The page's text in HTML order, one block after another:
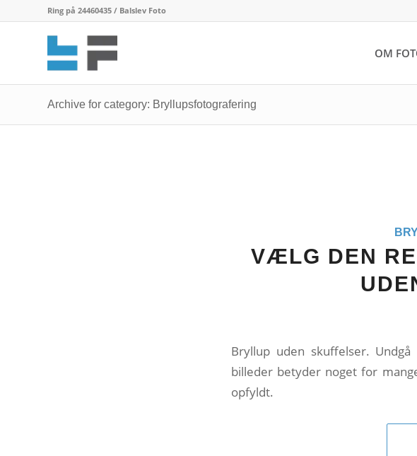
Ring på 24460435 / Balslev Foto
OM
Archive for category: Bryllupsfotografering
VÆLG DEN
Bryllup uden skuffelser.
billeder betyder noget for
opfyldt.